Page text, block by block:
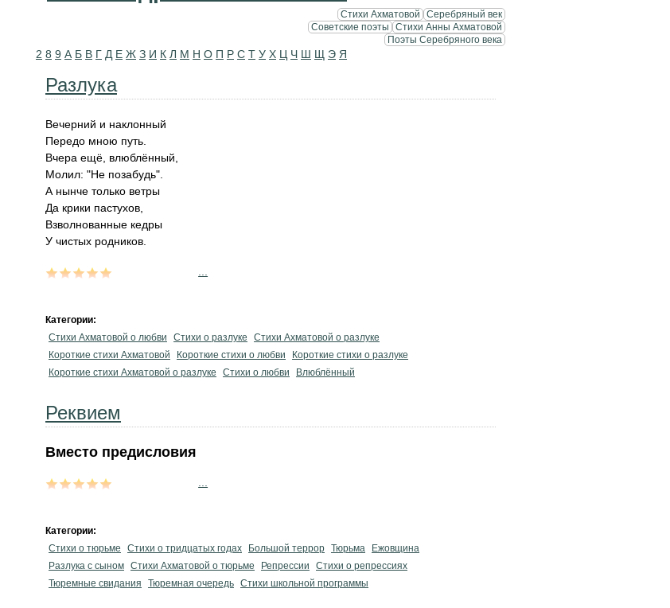
Серебряный век
Стихи Ахматовой
Стихи Анны Ахматовой
Советские поэты
Поэты Серебряного века
2 8 9 А Б В Г Д Е Ж З И К Л М Н О П Р С Т У Х Ц Ч Ш Щ Э Я
Разлука
Вечерний и наклонный
Передо мною путь.
Вчера ещё, влюблённый,
Молил: "Не позабудь".
А нынче только ветры
Да крики пастухов,
Взволнованные кедры
У чистых родников.
Категории:
Стихи Ахматовой о любви
Стихи о разлуке
Стихи Ахматовой о разлуке
Короткие стихи Ахматовой
Короткие стихи о любви
Короткие стихи о разлуке
Короткие стихи Ахматовой о разлуке
Стихи о любви Влюблённый
Реквием
Вместо предисловия
Категории:
Стихи о тюрьме
Стихи о тридцатых годах Большой террор Тюрьма
Ежовщина
Разлука с сыном Стихи Ахматовой о тюрьме Репрессии
Стихи о репрессиях
Тюремные свидания
Тюремная очередь Стихи школьной программы